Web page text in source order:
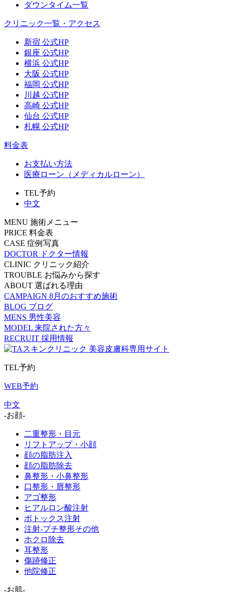
ダウンタイム一覧
クリニック一覧・アクセス
新宿 公式HP
銀座 公式HP
横浜 公式HP
大阪 公式HP
福岡 公式HP
川越 公式HP
高崎 公式HP
仙台 公式HP
札幌 公式HP
料金表
お支払い方法
医療ローン（メディカルローン）
TEL予約
中文
MENU 施術メニュー
PRICE 料金表
CASE 症例写真
DOCTOR
ドクター情報
CLINIC クリニック紹介
TROUBLE お悩みから探す
ABOUT 選ばれる理由
CAMPAIGN 8月のおすすめ施術
BLOG ブログ
MENS 男性美容
MODEL 来院された方々
RECRUIT 採用情報
TEL予約
WEB予約
中文
-お顔-
二重整形・目元
リフトアップ・小顔
顔の脂肪注入
顔の脂肪除去
鼻整形・小鼻整形
口整形・唇整形
アゴ整形
ヒアルロン酸注射
ボトックス注射
注射-プチ整形その他
ホクロ除去
耳整形
傷跡修正
他院修正
-お肌-